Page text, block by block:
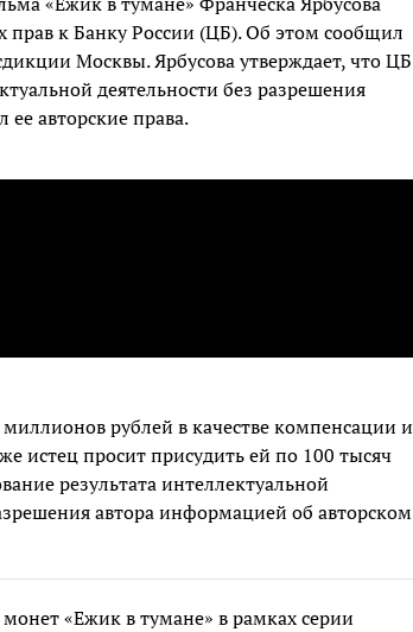
прав к Банку России (ЦБ). Об этом сообщил
Москвы. Ярбусова утверждает, что ЦБ
деятельности без разрешения
ее авторские права.
рублей в качестве компенсации и
истец просит присудить ей по 100 тысяч
результата интеллектуальной
автора информацией об авторском
«Ежик в тумане» в рамках серии